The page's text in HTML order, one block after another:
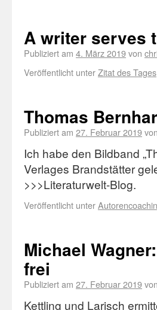
A writer serves
Publiziert am 4. März 2019von
Veröffentlicht unterZitat des Tages
Thomas
Publiziert am 27. Februar 2019von
Ich habe den Bildband
Verlages Brandstätter
>>>Literaturwelt-Blog.
Veröffentlicht unter
Michael
frei
Publiziert am 27. Februar 2019von
Kettling und Larisch